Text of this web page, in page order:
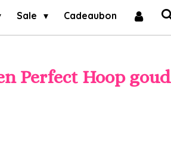
Sale Cadeaubon
Perfect Hoop goud